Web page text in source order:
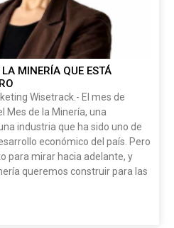
MINERÍA QUE ESTÁ
Wisetrack.- El mes de
Mes de la Minería, una
industria que ha sido uno de
económico del país. Pero
para mirar hacia adelante, y
queremos construir para las